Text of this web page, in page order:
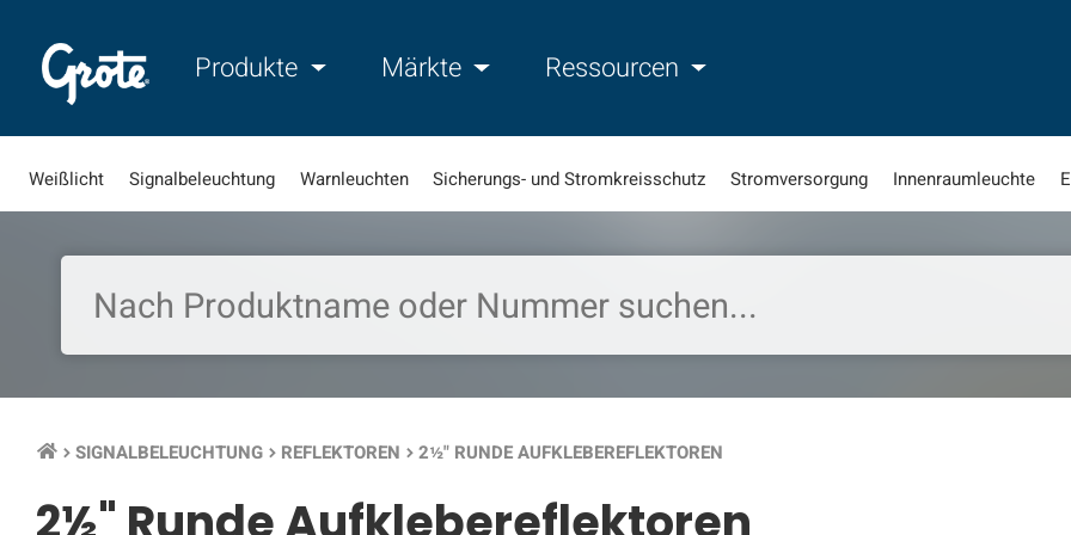
Produkte Märkte Ressourcen
Weißlicht Signalbeleuchtung Warnleuchten Sicherungs- und Stromkreisschutz Stromversorgung Innenraumleuchte
keyboard_arrow_right SIGNALBELEUCHTUNG keyboard_arrow_right REFLEKTOREN keyboard_arrow_right 2½" RUNDE AUFKLEBEREFLEKTOREN